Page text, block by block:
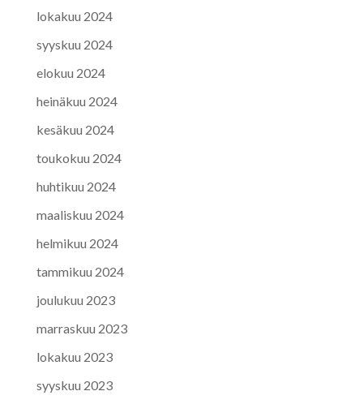
lokakuu 2024
syyskuu 2024
elokuu 2024
heinäkuu 2024
kesäkuu 2024
toukokuu 2024
huhtikuu 2024
maaliskuu 2024
helmikuu 2024
tammikuu 2024
joulukuu 2023
marraskuu 2023
lokakuu 2023
syyskuu 2023